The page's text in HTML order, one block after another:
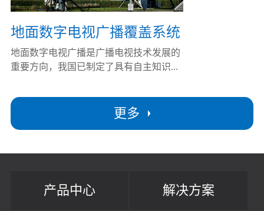
更多
地面数字电视广播覆盖系统
地面数字电视广播是广播电视技术发展的
重要方向，我国已制定了具有自主知识...
产品中心 解决方案